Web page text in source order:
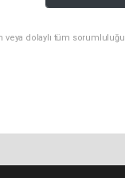
veya dolaylı tüm sorumluluğu